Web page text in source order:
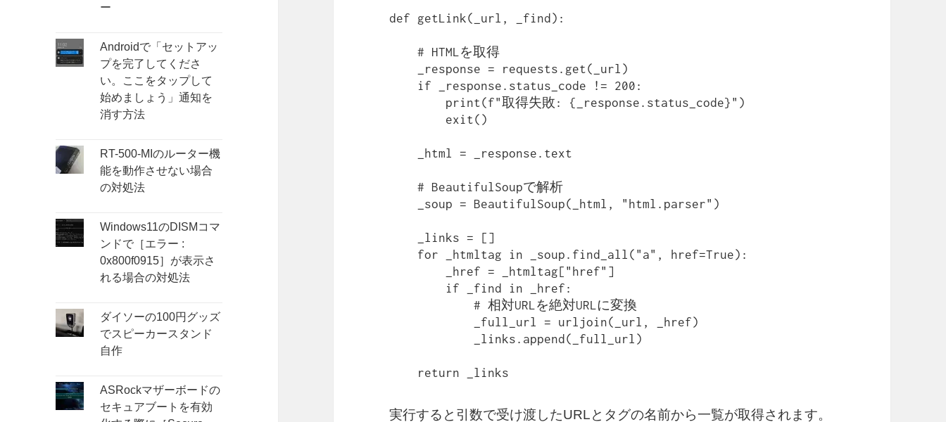
ー
Androidで「セットアッ
プを完了してくださ
い。ここをタップして
始めましょう」通知を
消す方法
RT-500-MIのルーター機
能を動作させない場合
の対処法
Windows11のDISMコマ
ンドで［エラー :
0x800f0915］が表示さ
れる場合の対処法
ダイソーの100円グッズ
でスピーカースタンド
自作
ASRockマザーボードの
セキュアブートを有効
def getLink(_url, _find):
    # HTMLを取得
    # BeautifulSoupで解析
            # 相対URLを絶対URLに変換
    return _links
実行すると引数で受け渡したURLとタグの名前から一覧が取得されます。